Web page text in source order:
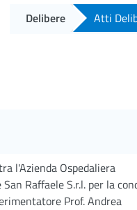
Delibere Atti
l'Azienda Ospedaliera
Raffaele S.r.l. per la
Prof. Andrea